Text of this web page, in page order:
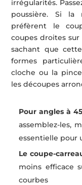
irrégularités.
poussière. Si la
préfèrent le
coupes droites
sachant que
formes
cloche ou la
les découpes
Pour angles à
assemblez-les,
essentielle pour
Le coupe-
moins efficace
courbes